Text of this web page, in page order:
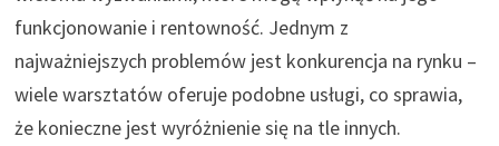
funkcjonowanie i rentowność. Jednym z
najważniejszych problemów jest konkurencja na rynku –
wiele warsztatów oferuje podobne usługi, co sprawia,
że konieczne jest wyróżnienie się na tle innych.